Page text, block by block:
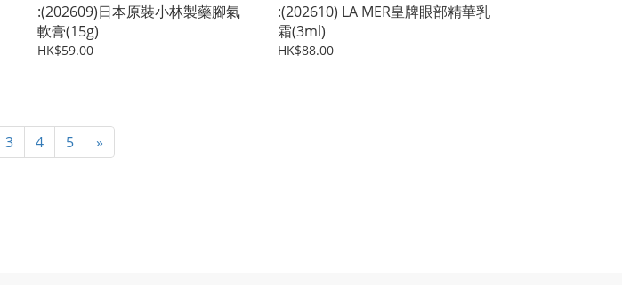
:(202609)日本原裝小林製藥腳氣
軟膏(15g)
HK$59.00
:(202610) LA MER皇牌眼部精華乳
霜(3ml)
HK$88.00
3 4 5 »